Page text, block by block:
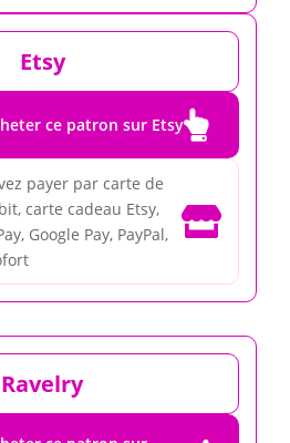
Etsy
ce patron sur Etsy
payer par carte de
carte cadeau Etsy,
Google Pay, PayPal,

Ravelry